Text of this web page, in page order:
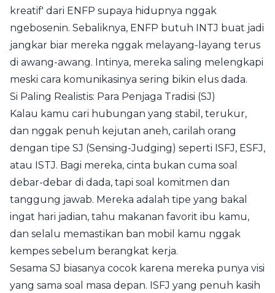
kreatif' dari ENFP supaya hidupnya nggak
ngebosenin. Sebaliknya, ENFP butuh INTJ buat jadi
jangkar biar mereka nggak melayang-layang terus
di awang-awang. Intinya, mereka saling melengkapi
meski cara komunikasinya sering bikin elus dada.
Si Paling Realistis: Para Penjaga Tradisi (SJ)
Kalau kamu cari hubungan yang stabil, terukur,
dan nggak penuh kejutan aneh, carilah orang
dengan tipe SJ (Sensing-Judging) seperti ISFJ, ESFJ,
atau ISTJ. Bagi mereka, cinta bukan cuma soal
debar-debar di dada, tapi soal komitmen dan
tanggung jawab. Mereka adalah tipe yang bakal
ingat hari jadian, tahu makanan favorit ibu kamu,
dan selalu memastikan ban mobil kamu nggak
kempes sebelum berangkat kerja.
Sesama SJ biasanya cocok karena mereka punya visi
yang sama soal masa depan. ISFJ yang penuh kasih